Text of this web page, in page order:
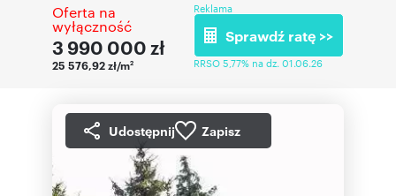
Oferta na
wyłączność
3 990 000 zł
25 576,92 zł/m2
Reklama
Sprawdź ratę >>
RRSO 5,77% na dz. 01.06.26
Udostępnij Zapisz